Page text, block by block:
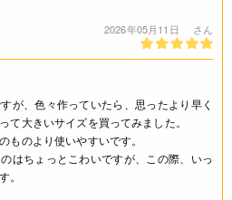
に保管してください。
ぬケガをする場合がございます。
等器具を必ずご使用ください。
いて◆
売終了になる場合がございます。
2026年05月11日 さん
が、色々作っていたら、思ったより早く
て大きいサイズを買ってみました。
ものより使いやすいです。
はちょっとこわいですが、この際、いっ
。